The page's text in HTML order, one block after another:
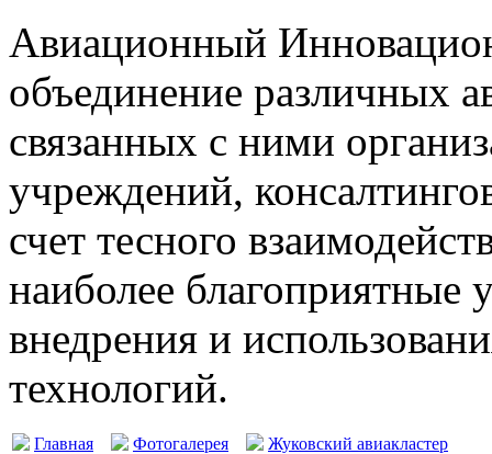
Авиационный
объединение различных
связанных с ними
учреждений,
счет тесного
наиболее благоприятные
внедрения и
технологий.
Главная Фотогалерея Жуковский авиакластер